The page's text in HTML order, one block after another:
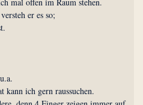
er es so;
ich gern raussuchen.